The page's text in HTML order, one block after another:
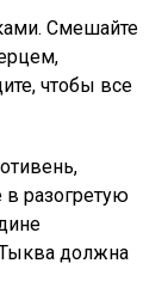
Смешайте
чтобы все
в разогретую
Тыква должна